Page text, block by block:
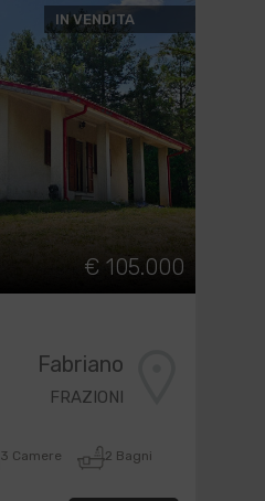
IN VENDITA
€ 105.000
Fabriano
FRAZIONI
3 Camere 2 Bagni